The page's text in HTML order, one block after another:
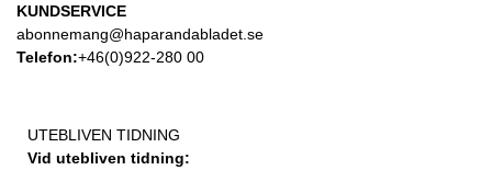
KUNDSERVICE
abonnemang@haparandabladet.se
Telefon:+46(0)922-280 00
UTEBLIVEN TIDNING
Vid utebliven tidning: